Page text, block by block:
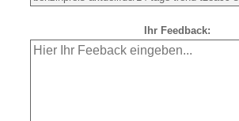
Ihr Feedback: